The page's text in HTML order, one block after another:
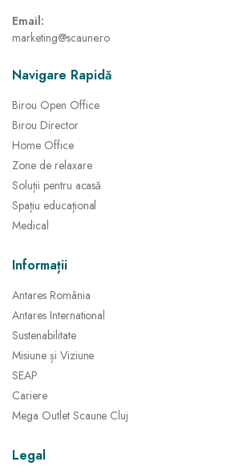
Email:
marketing@scaune.ro
Navigare Rapidă
Birou Open Office
Birou Director
Home Office
Zone de relaxare
Soluții pentru acasă
Spațiu educațional
Medical
Informații
Antares România
Antares International
Sustenabilitate
Misiune și Viziune
SEAP
Cariere
Mega Outlet Scaune Cluj
Legal